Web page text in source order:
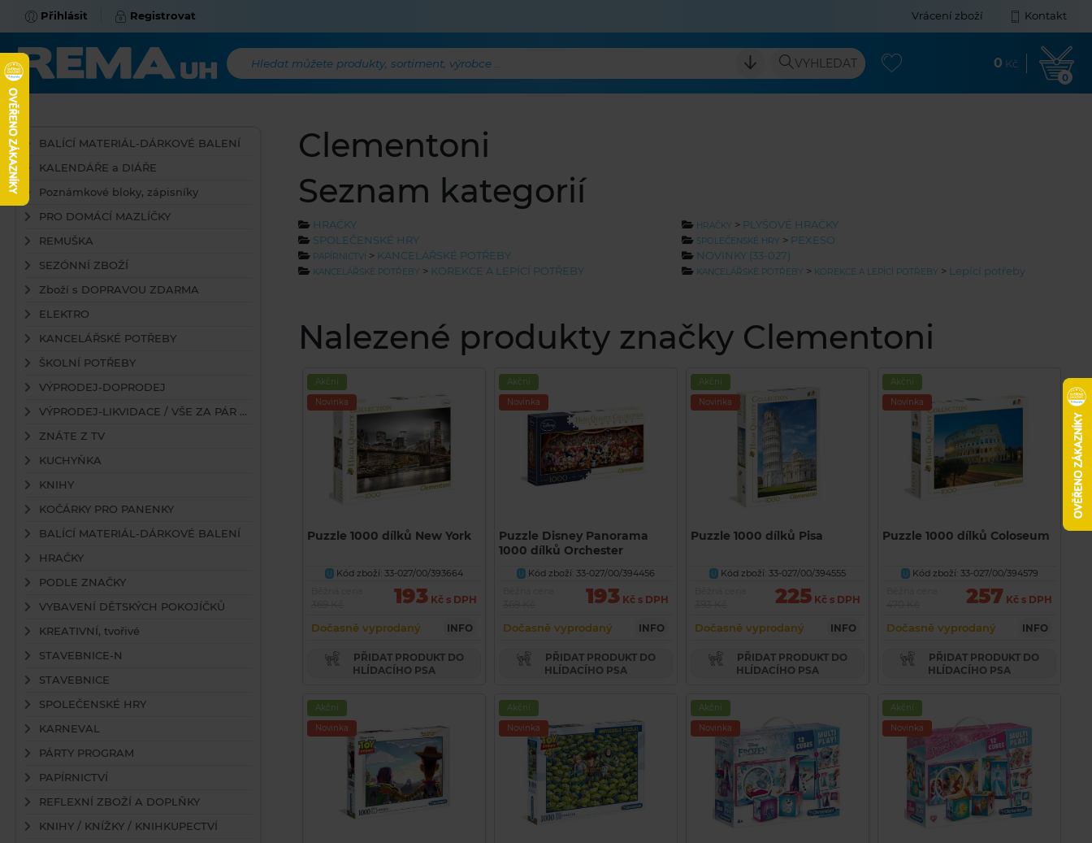
Přihlásit Registrovat Vrácení zboží Kontakt
Hledat můžete produkty, sortiment, výrobce ... VYHLEDAT 0 Kč
0
Clementoni
Seznam kategorií
HRAČKY HRAČKY > PLYŠOVÉ HRAČKY
SPOLEČENSKÉ HRY
SPOLEČENSKÉ HRY > PEXESO
PAPÍRNICTVÍ > KANCELÁŘSKÉ POTŘEBY NOVINKY (33-027)
KANCELÁŘSKÉ POTŘEBY > KOREKCE A LEPÍCÍ POTŘEBY KANCELÁŘSKÉ POTŘEBY > KOREKCE A LEPÍCÍ POTŘEBY > Lepící potřeby
Nalezené produkty značky Clementoni
Akční
Novinka
Puzzle 1000 dílků New York
U
Kód zboží: 33-027/00/393664
193 Kč s DPH
Dočasně vyprodaný INFO
HLÍDACÍHO PSA
Akční
Novinka
Puzzle Disney Panorama
1000 dílků Orchester
U
Kód zboží: 33-027/00/394456
193 Kč s DPH
Dočasně vyprodaný INFO
HLÍDACÍHO PSA
Akční
Novinka
Puzzle 1000 dílků Pisa
U
Kód zboží: 33-027/00/394555
225 Kč s DPH
Dočasně vyprodaný INFO
HLÍDACÍHO PSA
Akční
Novinka
Puzzle 1000 dílků Coloseum
U Kód zboží: 33-027/00/394579
257 Kč s DPH
Dočasně vyprodaný INFO
HLÍDACÍHO PSA
Akční
Novinka
Akční
Novinka
Akční
Novinka
Akční
Novinka
BALÍCÍ MATERIÁL-DÁRKOVÉ BALENÍ
KALENDÁŘE a DIÁŘE
Poznámkové bloky, zápisníky
PRO DOMÁCÍ MAZLÍČKY
REMUŠKA
SEZÓNNÍ ZBOŽÍ
Zboží s DOPRAVOU ZDARMA
ELEKTRO
KANCELÁŘSKÉ POTŘEBY
ŠKOLNÍ POTŘEBY
VÝPRODEJ-DOPRODEJ
VÝPRODEJ-LIKVIDACE / VŠE ZA PÁR KAČEK
ZNÁTE Z TV
KUCHYŇKA
KNIHY
KOČÁRKY PRO PANENKY
BALÍCÍ MATERIÁL-DÁRKOVÉ BALENÍ
HRAČKY
PODLE ZNAČKY
VYBAVENÍ DĚTSKÝCH POKOJÍČKŮ
KREATIVNÍ, tvořivé
STAVEBNICE-N
STAVEBNICE
SPOLEČENSKÉ HRY
KARNEVAL
PÁRTY PROGRAM
PAPÍRNICTVÍ
REFLEXNÍ ZBOŽÍ A DOPLŇKY
KNIHY / KNÍŽKY / KNIHKUPECTVÍ